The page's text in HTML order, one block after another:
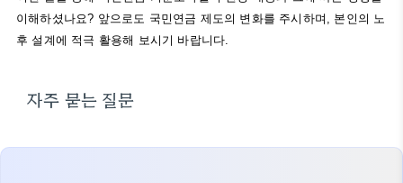
이해하셨나요? 앞으로도 국민연금 제도의 변화를 주시하며, 본인의 노
후 설계에 적극 활용해 보시기 바랍니다.
자주 묻는 질문